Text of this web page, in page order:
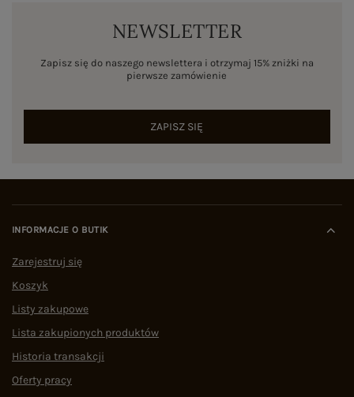
NEWSLETTER
Zapisz się do naszego newslettera i otrzymaj 15% zniżki na
pierwsze zamówienie
ZAPISZ SIĘ
INFORMACJE O BUTIK
Zarejestruj się
Koszyk
Listy zakupowe
Lista zakupionych produktów
Historia transakcji
Oferty pracy